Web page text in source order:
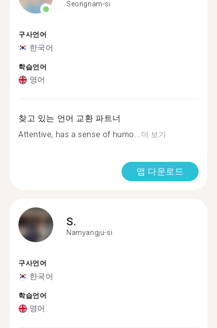
Seongnam-si
구사언어
한국어
학습언어
영어
찾고 있는 언어 교환 파트너
Attentive, has a sense of humo...더 보기
앱 다운로드
S.
Namyangju-si
구사언어
한국어
학습언어
영어